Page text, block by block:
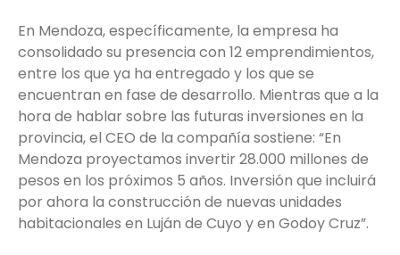
En Mendoza, específicamente, la empresa ha
consolidado su presencia con 12 emprendimientos,
entre los que ya ha entregado y los que se
encuentran en fase de desarrollo. Mientras que a la
hora de hablar sobre las futuras inversiones en la
provincia, el CEO de la compañía sostiene: “En
Mendoza proyectamos invertir 28.000 millones de
pesos en los próximos 5 años. Inversión que incluirá
por ahora la construcción de nuevas unidades
habitacionales en Luján de Cuyo y en Godoy Cruz”.